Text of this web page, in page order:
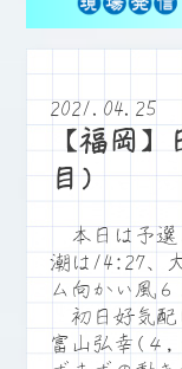
2021.04.25
【福岡
目）
本日は予選
潮は14:27、
ム向かい風６
初日好気配
富山弘幸(４,